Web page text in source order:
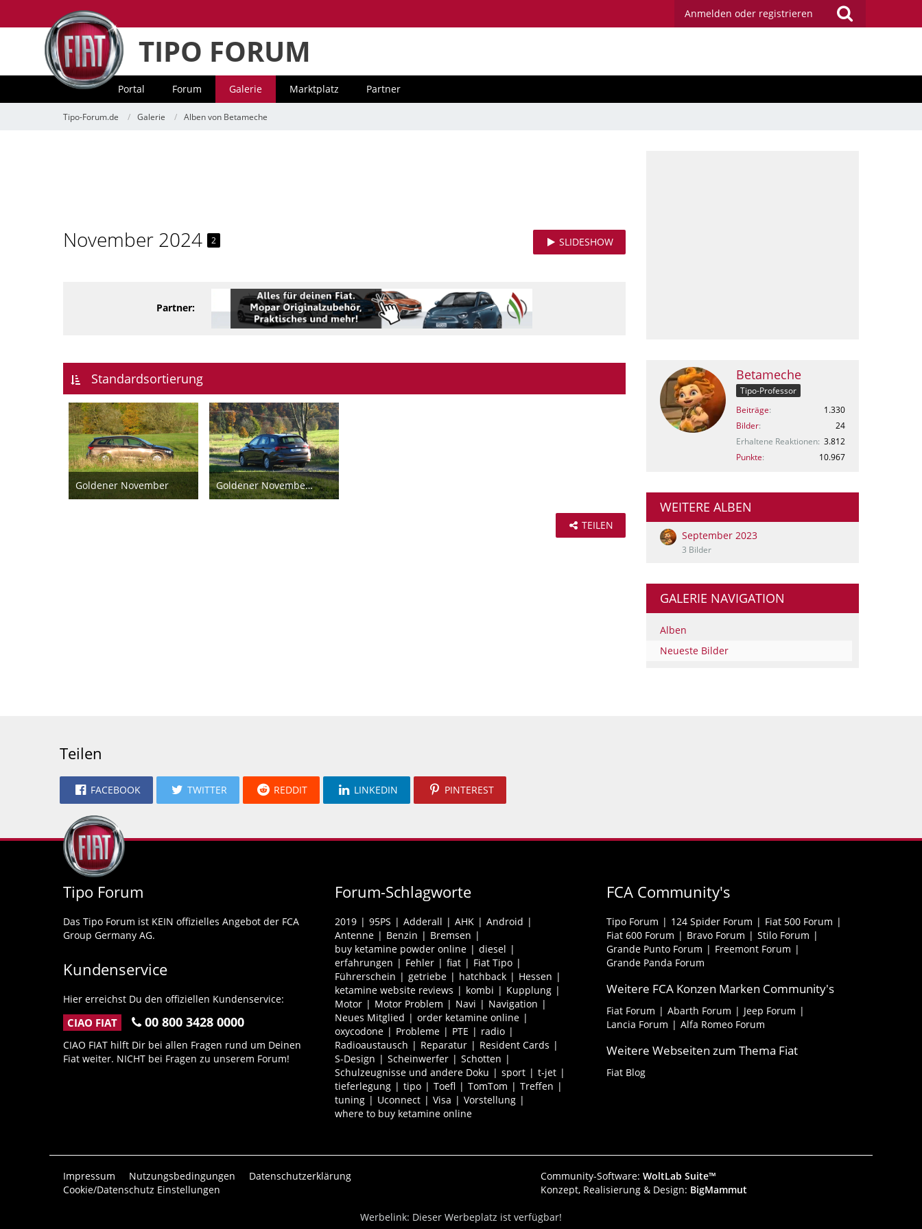
Anmelden oder registrieren
TIPO FORUM
Portal Forum Galerie Marktplatz Partner
Tipo-Forum.de Galerie Alben von Betameche
November 2024 2 SLIDESHOW
Partner:
Standardsortierung
Goldener November Goldener November 2
TEILEN
Betameche
Tipo-Professor
Beiträge
1.330
Bilder
24
Erhaltene Reaktionen 3.812
Punkte
10.967
WEITERE ALBEN
September 2023
3 Bilder
GALERIE NAVIGATION
Alben
Neueste Bilder
Teilen
FACEBOOK TWITTER REDDIT LINKEDIN PINTEREST
Tipo Forum
Das Tipo Forum ist KEIN offizielles Angebot der FCA
Group Germany AG.
Kundenservice
Hier erreichst Du den offiziellen Kundenservice:
CIAO FIAT 00 800 3428 0000
CIAO FIAT hilft Dir bei allen Fragen rund um Deinen
Fiat weiter. NICHT bei Fragen zu unserem Forum!
Forum-Schlagworte
2019 95PS Adderall AHK
Android
Antenne
Benzin
Bremsen
buy ketamine powder online
diesel
erfahrungen
Fehler fiat
Fiat Tipo
Führerschein
getriebe hatchback
Hessen
ketamine website reviews
kombi
Kupplung
Motor
Motor Problem Navi
Navigation
Neues Mitglied
order ketamine online
oxycodone
Probleme PTE
radio
Radioaustausch
Reparatur
Resident Cards
S-Design
Scheinwerfer
Schotten
Schulzeugnisse und andere Doku
sport
t-jet
tieferlegung
tipo Toefl TomTom
Treffen
tuning
Uconnect Visa
Vorstellung
where to buy ketamine online
FCA Community's
Tipo Forum 124 Spider Forum
Fiat 500 Forum
Fiat 600 Forum
Bravo Forum
Stilo Forum
Grande Punto Forum
Freemont Forum
Grande Panda Forum
Weitere FCA Konzen Marken Community's
Fiat Forum Abarth Forum
Jeep Forum
Lancia Forum
Alfa Romeo Forum
Weitere Webseiten zum Thema Fiat
Fiat Blog
Impressum Nutzungsbedingungen
Datenschutzerklärung
Cookie/Datenschutz Einstellungen
Community-Software: WoltLab Suite™
Konzept, Realisierung & Design: BigMammut
Werbelink: Dieser Werbeplatz ist verfügbar!